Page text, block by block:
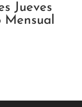
Jueves
Mensual